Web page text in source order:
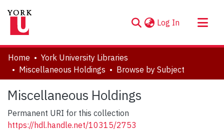
Log In (current)
About
Communities & Collections
Home
York University Libraries
Miscellaneous Holdings
Browse by Subject
Miscellaneous Holdings
Permanent URI for this collection
https://hdl.handle.net/10315/2753